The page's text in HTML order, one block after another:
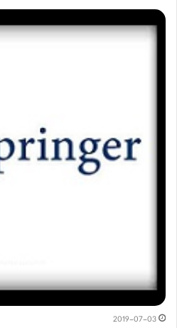
2019-07-03